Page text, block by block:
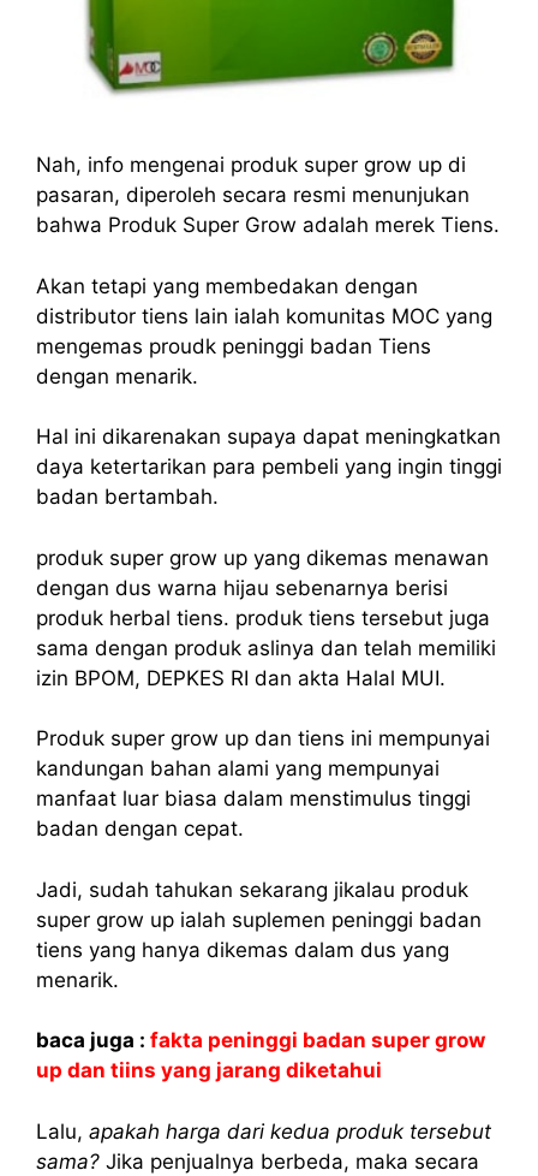
Nah, info mengenai produk super grow up di
pasaran, diperoleh secara resmi menunjukan
bahwa Produk Super Grow adalah merek Tiens.
Akan tetapi yang membedakan dengan
distributor tiens lain ialah komunitas MOC yang
mengemas proudk peninggi badan Tiens
dengan menarik.
Hal ini dikarenakan supaya dapat meningkatkan
daya ketertarikan para pembeli yang ingin tinggi
badan bertambah.
produk super grow up yang dikemas menawan
dengan dus warna hijau sebenarnya berisi
produk herbal tiens. produk tiens tersebut juga
sama dengan produk aslinya dan telah memiliki
izin BPOM, DEPKES RI dan akta Halal MUI.
Produk super grow up dan tiens ini mempunyai
kandungan bahan alami yang mempunyai
manfaat luar biasa dalam menstimulus tinggi
badan dengan cepat.
Jadi, sudah tahukan sekarang jikalau produk
super grow up ialah suplemen peninggi badan
tiens yang hanya dikemas dalam dus yang
menarik.
baca juga : fakta peninggi badan super grow
up dan tiins yang jarang diketahui
Lalu, apakah harga dari kedua produk tersebut
sama? Jika penjualnya berbeda, maka secara